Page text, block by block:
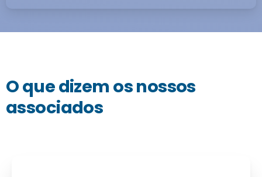
O que dizem os nossos
associados